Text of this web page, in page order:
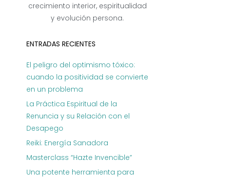
crecimiento interior, espiritualidad
y evolución persona.
ENTRADAS RECIENTES
El peligro del optimismo tóxico:
cuando la positividad se convierte
en un problema
La Práctica Espiritual de la
Renuncia y su Relación con el
Desapego
Reiki: Energía Sanadora
Masterclass “Hazte Invencible”
Una potente herramienta para